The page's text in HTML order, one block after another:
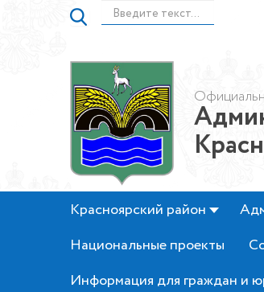
Красноярский район
Национальные проекты
Информация для граждан и